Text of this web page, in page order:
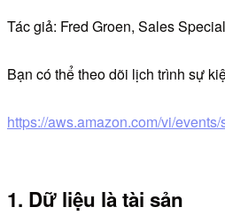
Tác giả: Fred Groen, Sales
Bạn có thể theo dõi lịch trình sự
https://aws.amazon.com/vi/
1. Dữ liệu là tài sản